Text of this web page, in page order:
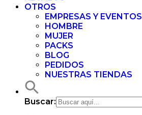
OTROS
EMPRESAS Y EVENTOS
HOMBRE
MUJER
PACKS
BLOG
PEDIDOS
NUESTRAS TIENDAS
Buscar: